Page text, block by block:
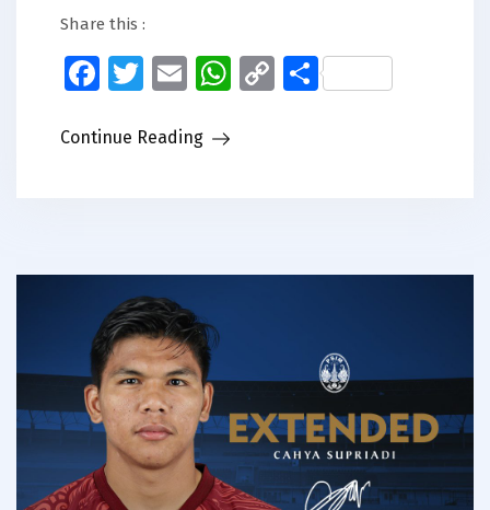
Share this :
Facebook
Twitter
EmailWhatsApp
CopyShare
Continue Reading